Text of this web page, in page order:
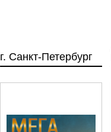
г. Санкт-Петербург